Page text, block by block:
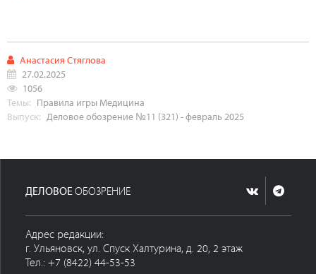
Анастасия Стяглова
27.02.2025
1056
Темы: Правила игры Медицина
Выпуск: Деловое обозрение №11 (321) - февраль 2025
ДЕЛОВОЕ ОБОЗРЕНИЕ
Адрес редакции:
г. Ульяновск, ул. Спуск Халтурина, д. 20, 2 этаж
Тел.: +7 (8422) 44-53-53